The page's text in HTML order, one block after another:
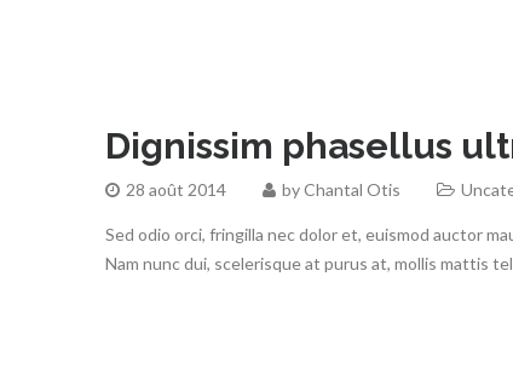
Dignissim phasellus
28 août 2014 byChantal Otis
Sed odio orci, fringilla nec dolor et, euismod auctor
Nam nunc dui, scelerisque at purus at, mollis mattis